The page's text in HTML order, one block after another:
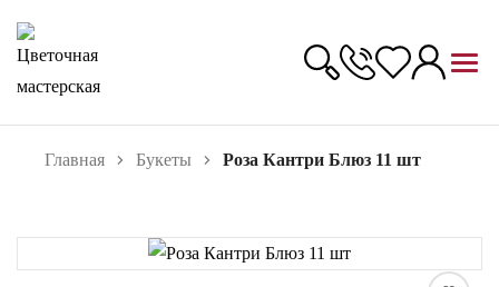
Главная Букеты Роза Кантри Блюз 11 шт